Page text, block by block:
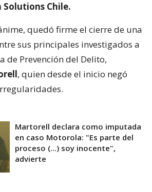
Chile.
quedó firme el cierre de una
sus principales investigados a
de Prevención del Delito,
, quien desde el inicio negó
Martorell declara como imputada
en caso Motorola: "Es parte del
proceso (...) soy inocente",
advierte